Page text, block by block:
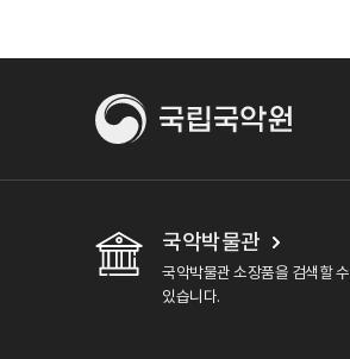
국악박물관
국악박물관 소장품을 검색할 수
있습니다.